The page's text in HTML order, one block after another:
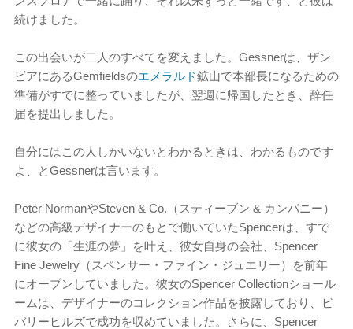
続けました。
この出会いが二人のすべてを変えました。Gessnerは、ザン
ビアにあるGemfieldsのエメラルド鉱山で本部長になるための
準備がすでに整っていましたが、翌週に帰国したとき、辞任
届を提出しました。
自分にはこの人しかいないとわかるときは、わかるものです
よ、とGessnerは言います。
Peter NormanやSteven & Co.（スティーブン & カンパニー）
などの高級デザイナーのもとで働いていたSpencerは、すで
に彼女の「生涯の夢」を叶え、彼女自身の会社、Spencer
Fine Jewelry（スペンサー・ファイン・ジュエリー）を前年
にオープンしていました。彼女のSpencer Collectionショール
ームは、デザイナーのコレクション作品を披露しており、ビ
バリーヒルズで成功を収めていました。さらに、Spencer